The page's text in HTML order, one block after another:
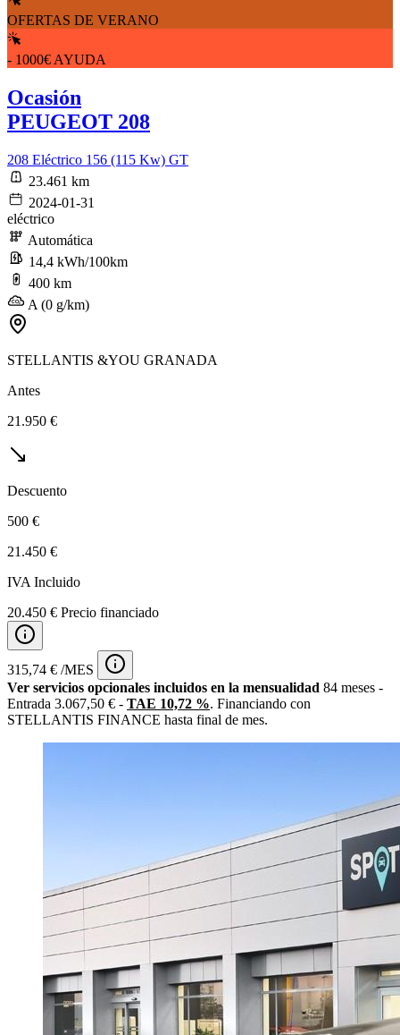
OFERTAS DE VERANO
- 1000€ AYUDA
Ocasión
PEUGEOT 208
208 Eléctrico 156 (115 Kw) GT
23.461 km
2024-01-31
eléctrico
Automática
14,4 kWh/100km
400 km
A (0 g/km)
STELLANTIS &YOU GRANADA
Antes
21.950 €
Descuento
500 €
21.450 €
IVA Incluido
20.450 € Precio financiado
315,74 € /MES
Ver servicios opcionales incluidos en la mensualidad 84 meses -
Entrada 3.067,50 € - TAE 10,72 %. Financiando con
STELLANTIS FINANCE hasta final de mes.